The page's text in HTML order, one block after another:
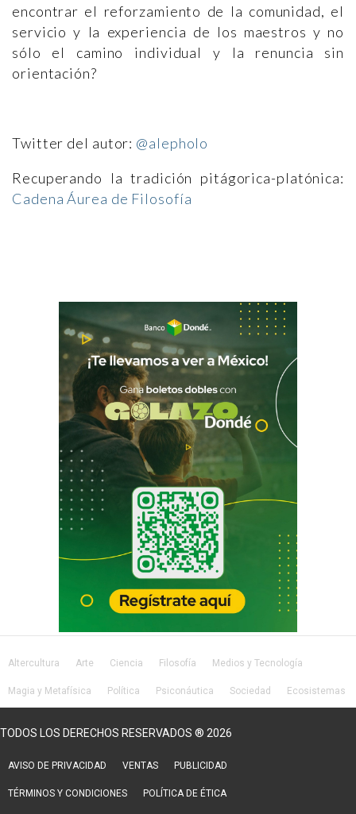
encontrar el reforzamiento de la comunidad, el
servicio y la experiencia de los maestros y no
sólo el camino individual y la renuncia sin
orientación?
Twitter del autor: @alepholo
Recuperando la tradición pitágorica-platónica:
Cadena Áurea de Filosofía
Altercultura Arte Ciencia Filosofía Medios y Tecnología
Magia y Metafísica Política Psiconáutica Sociedad Ecosistemas
TODOS LOS DERECHOS RESERVADOS ® 2026
AVISO DE PRIVACIDAD VENTAS PUBLICIDAD
TÉRMINOS Y CONDICIONES POLÍTICA DE ÉTICA